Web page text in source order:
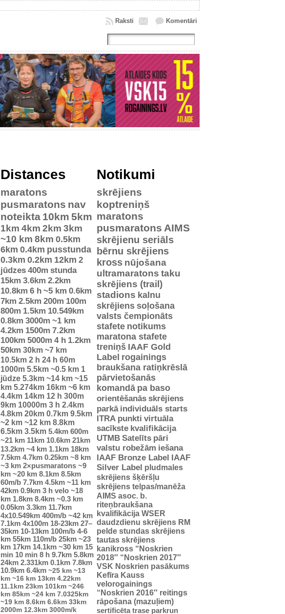
Komentāri
Raksti
Distances
maratons
pusmaratons nav
noteikta 10km 5km
1km 4km 2km 3km
~10 km 8km 0.5km
6km 0.4km pusstunda
0.3km 0.2km 12km 2
jūdzes 400m stunda
15km 3.6km 2.2km
10.8km 6 h ~5 km 0.6km
7km 2.5km 200m 100m
800m 1.5km 10.549km
0.8km 3000m ~1 km
4.2km 1500m 7.2km
100km 5000m 4 h 1.2km
50km 30km ~7 km
10.5km 2 h 24 h 60m
1000m 5.5km ~0.5 km 1
jūdze 5.3km ~14 km ~15
km 5.274km 16km ~6 km
4.4km 14km 12 h 300m
9km 10000m 3 h 2.4km
4.8km 20km 0.7km 9.5km
~2 km ~12 km 8.8km
6.5km 3.5km 5.4km 600m
~21 km 11km 10.6km 21km
13.2km ~4 km 1.1km 18km
7.5km 4.7km 0.25km ~8 km
~3 km 2×pusmaratons ~9
km ~20 km 8.1km 8.5km
60m/b 7.7km 4.5km ~11 km
42km 0.9km 3 h velo ~18
km 1.8km 8.4km ~0.3 km
0.05km 3.3km 11.7km
4x10.549km 400m/b ~42 km
7.1km 4x100m 18-23km 27–
35km 10-13km 100m/b 4-6
km 55km 110m/b 25km ~23
km 17km 14.1km ~30 km 15
min 10 min 8 h 9.7km 5.8km
24km 2.331km 0.1km 7.8km
10.9km 6.4km ~25 km ~13
km ~16 km 13km 4.22km
11.1km 23km 101km ~246
km 85km ~24 km 7.0325km
~19 km 8.6km 6.6km 33km
2000m 12.3km 3000m/k
Notikumi
skrējiens
koptreniņš
maratons
pusmaratons AIMS
skrējienu seriāls
bērnu skrējiens
kross nūjošana
ultramaratons taku
skrējiens (trail)
stadions kalnu
skrējiens soļošana
valsts čempionāts
stafete notikums
maratona stafete
treniņš IAAF Gold
Label rogainings
braukšana ratiņkrēslā
pārvietošanās
komandā pa baso
orientēšanās skrējiens
parkā individuāls starts
ITRA punkti virtuāla
sacīkste kvalifikācija
UTMB Satelīts pāri
valstu robežām iešana
IAAF Bronze Label IAAF
Silver Label pludmales
skrējiens šķēršļu
skrējiens telpas/manēža
AIMS asoc. b.
riteņbraukšana
kvalifikācija WSER
daudzdienu skrējiens RM
pelde stundas skrējiens
tautas skrējiens
kanikross “Noskrien
2018″ “Noskrien 2017″
VSK Noskrien pasākums
Kefīra Kauss
velorogainings
“Noskrien 2016″ reitings
rāpošana (mazuļiem)
sertificēta trase parkrun